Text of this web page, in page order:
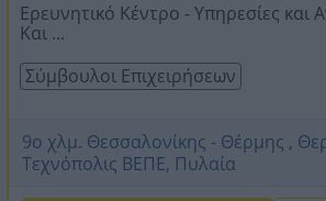
Ερευνητικό Κέντρο - Υπηρεσίες και
Και ...
Σύμβουλοι Επιχειρήσεων
9ο χλμ. Θεσσαλονίκης - Θέρμης ,
Τεχνόπολις ΒΕΠΕ, Πυλαία